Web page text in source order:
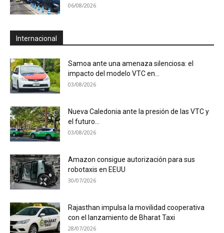
06/08/2026
Internacional
Samoa ante una amenaza silenciosa: el
impacto del modelo VTC en...
03/08/2026
Nueva Caledonia ante la presión de las VTC y
el futuro...
03/08/2026
Amazon consigue autorización para sus
robotaxis en EEUU
30/07/2026
Rajasthan impulsa la movilidad cooperativa
con el lanzamiento de Bharat Taxi
28/07/2026